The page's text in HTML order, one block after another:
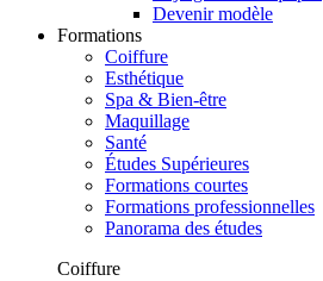
Devenir modèle
Formations
Coiffure
Esthétique
Spa & Bien-être
Maquillage
Santé
Études Supérieures
Formations courtes
Formations professionnelles
Panorama des études
Coiffure